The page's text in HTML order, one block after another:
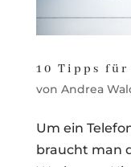
10 Tipps
von Andrea
Um ein
braucht man